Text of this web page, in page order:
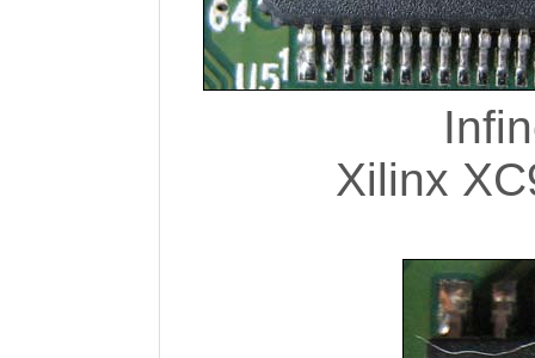
Xilinx